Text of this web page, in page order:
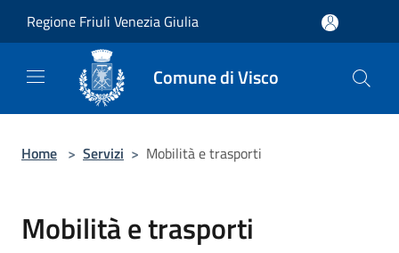
Regione Friuli Venezia Giulia
Comune di Visco
Home > Servizi > Mobilità e trasporti
Mobilità e trasporti